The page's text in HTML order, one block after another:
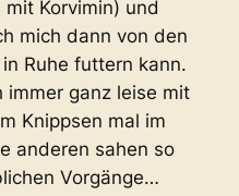
Korvimin) und
mich dann von den
Ruhe futtern kann.
immer ganz leise mit
Knippsen mal im
anderen sahen so
Vorgänge…